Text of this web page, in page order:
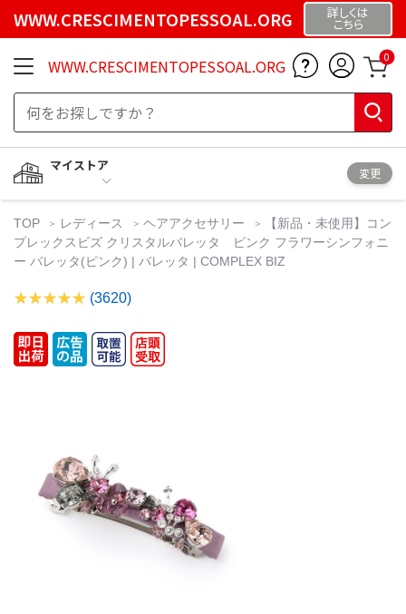
WWW.CRESCIMENTOPESSOAL.ORG 詳しくは
こちら
WWW.CRESCIMENTOPESSOAL.ORG 0
マイストア
変更
TOP レディース ヘアアクセサリー
【新品・未使用】コン
プレックスビズ クリスタルバレッタ ピンク フラワーシンフォニ
ー バレッタ(ピンク) | バレッタ | COMPLEX BIZ
(3620)